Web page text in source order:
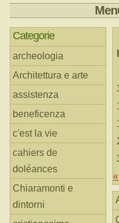
Categorie
archeologia
Architettura e arte
assistenza
beneficenza
c'est la vie
cahiers de
doléances
Chiaramonti e
dintorni